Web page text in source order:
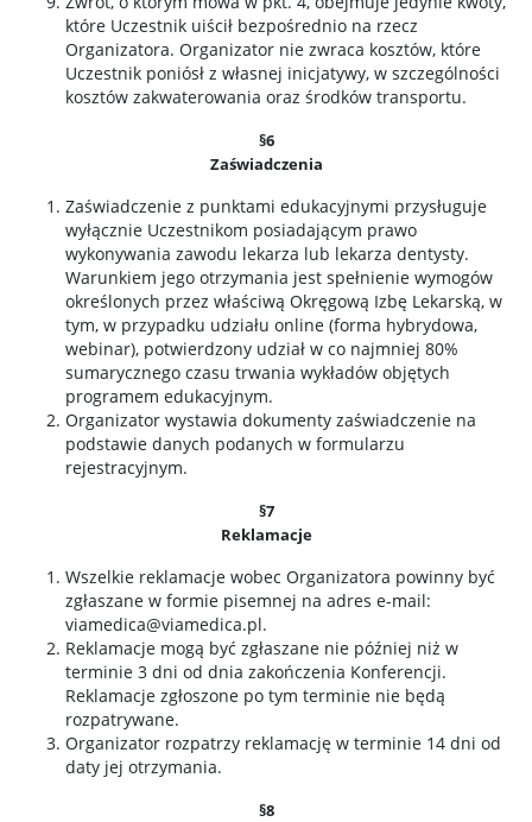
które Uczestnik uiścił bezpośrednio na rzecz
Organizatora. Organizator nie zwraca kosztów, które
Uczestnik poniósł z własnej inicjatywy, w szczególności
kosztów zakwaterowania oraz środków transportu.
§6
Zaświadczenia
Zaświadczenie z punktami edukacyjnymi przysługuje
wyłącznie Uczestnikom posiadającym prawo
wykonywania zawodu lekarza lub lekarza dentysty.
Warunkiem jego otrzymania jest spełnienie wymogów
określonych przez właściwą Okręgową Izbę Lekarską, w
tym, w przypadku udziału online (forma hybrydowa,
webinar), potwierdzony udział w co najmniej 80%
sumarycznego czasu trwania wykładów objętych
programem edukacyjnym.
Organizator wystawia dokumenty zaświadczenie na
podstawie danych podanych w formularzu
rejestracyjnym.
§7
Reklamacje
Wszelkie reklamacje wobec Organizatora powinny być
zgłaszane w formie pisemnej na adres e-mail:
viamedica@viamedica.pl.
Reklamacje mogą być zgłaszane nie później niż w
terminie 3 dni od dnia zakończenia Konferencji.
Reklamacje zgłoszone po tym terminie nie będą
rozpatrywane.
Organizator rozpatrzy reklamację w terminie 14 dni od
daty jej otrzymania.
§8